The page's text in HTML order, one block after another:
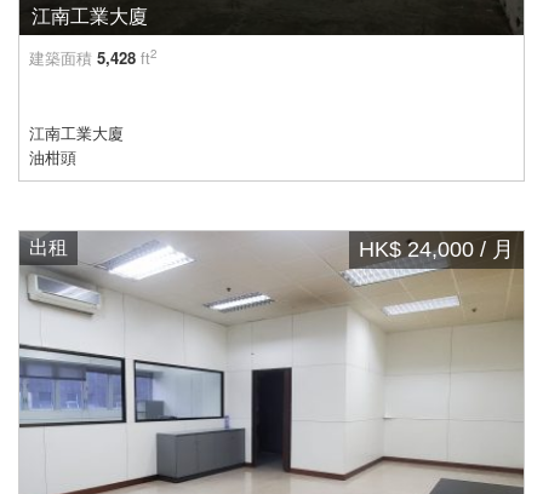
江南工業大廈
建築面積 5,428 ft2
江南工業大廈
油柑頭
出租 HK$ 24,000 / 月